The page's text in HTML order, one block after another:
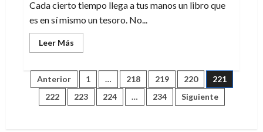
Cada cierto tiempo llega a tus manos un libro que
es en sí mismo un tesoro. No...
Leer Más
más
tesoros
de
Snoopy
un
Paginación
de
Anterior 1 … 218 219 220
221
222
223 224 … 234 Siguiente